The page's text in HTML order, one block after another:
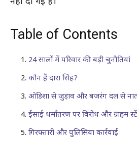
Table of Contents
24 सालों में परिवार की बड़ी चुनौतियां
कौन हैं दारा सिंह?
ओडिशा से जुड़ाव और बजरंग दल से
ईसाई धर्मांतरण पर विरोध और ग्राहम
गिरफ्तारी और पुलिसिया कार्रवाई